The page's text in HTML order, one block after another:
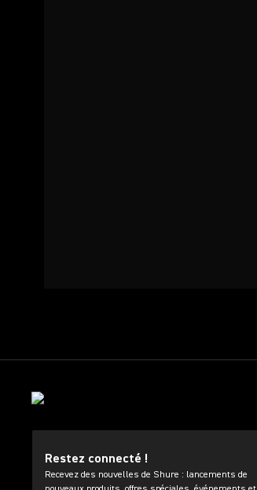
Restez connecté !
Recevez des nouvelles de Shure : lancements de